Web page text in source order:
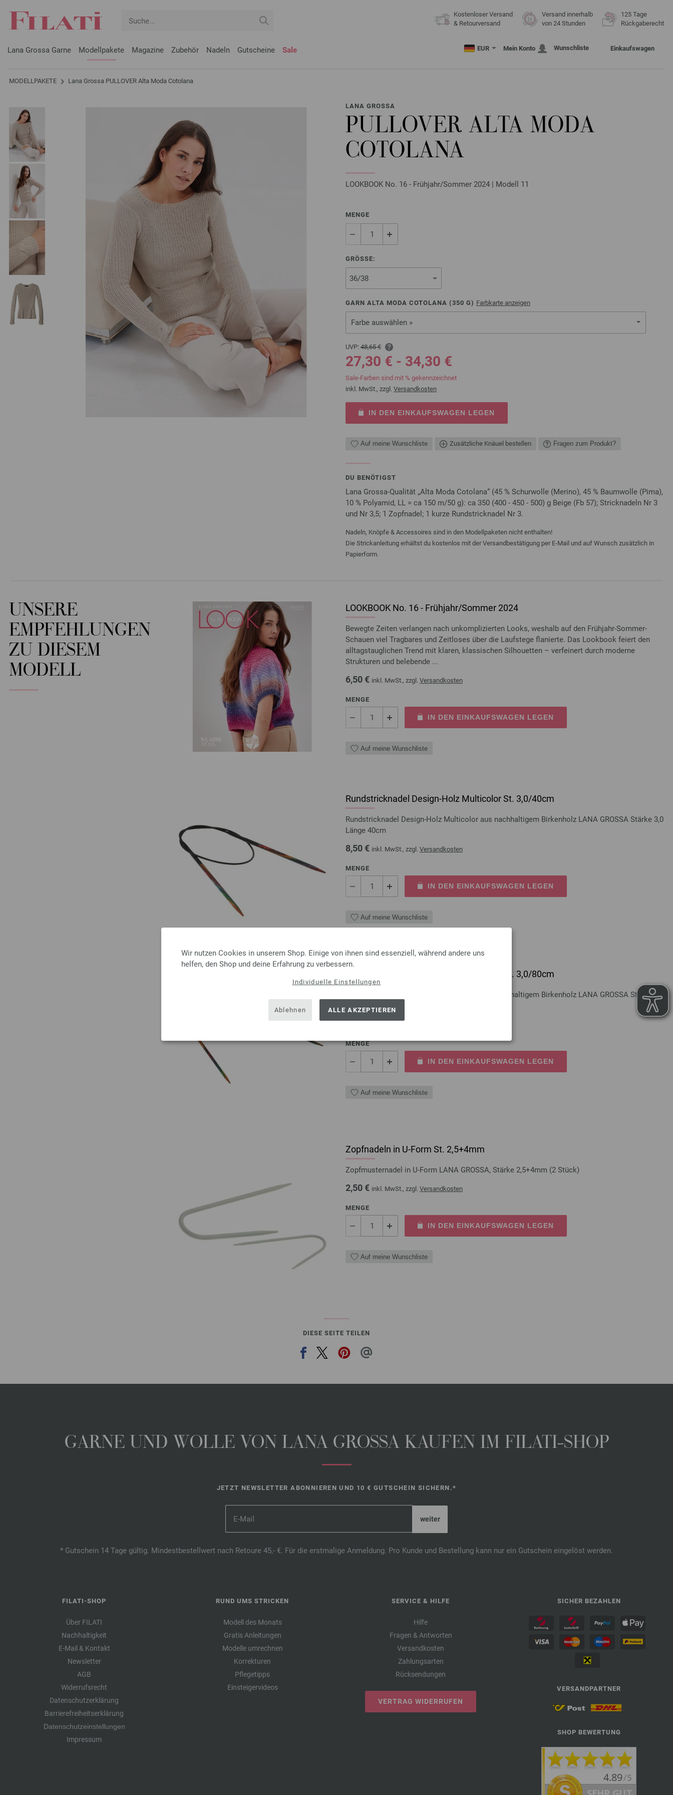
Wir nutzen Cookies in unserem Shop. Einige von ihnen sind essenziell, während andere uns
helfen, den Shop und deine Erfahrung zu verbessern.
Individuelle Einstellungen
Ablehnen ALLE AKZEPTIEREN
Kostenloser Versand
& Retourversand
Versand innerhalb
von 24 Stunden
125 Tage
Rückgaberecht
Lana Grossa Garne Modellpakete Magazine Zubehör Nadeln Gutscheine Sale EUR Mein Konto Wunschliste Einkaufswagen
MODELLPAKETE Lana Grossa PULLOVER Alta Moda Cotolana
LANA GROSSA
PULLOVER ALTA MODA
COTOLANA
LOOKBOOK No. 16 - Frühjahr/Sommer 2024 | Modell 11
MENGE
GRÖSSE:
GARN ALTA MODA COTOLANA (350 G) Farbkarte anzeigen
Farbe auswählen »
UVP: 48,65 €
27,30 € - 34,30 €
Sale-Farben sind mit % gekennzeichnet
inkl. MwSt., zzgl. Versandkosten
IN DEN EINKAUFSWAGEN LEGEN
Auf meine Wunschliste Zusätzliche Knäuel bestellen Fragen zum Produkt?
DU BENÖTIGST
Lana Grossa-Qualität „Alta Moda Cotolana“ (45 % Schurwolle (Merino), 45 % Baumwolle (Pima),
10 % Polyamid, LL = ca 150 m/50 g): ca 350 (400 - 450 - 500) g Beige (Fb 57); Stricknadeln Nr 3
und Nr 3,5; 1 Zopfnadel; 1 kurze Rundstricknadel Nr 3.
Nadeln, Knöpfe & Accessoires sind in den Modellpaketen nicht enthalten!
Die Strickanleitung erhältst du kostenlos mit der Versandbestätigung per E-Mail und auf Wunsch zusätzlich in
Papierform.
UNSERE
EMPFEHLUNGEN
ZU DIESEM
MODELL
LOOKBOOK No. 16 - Frühjahr/Sommer 2024
Bewegte Zeiten verlangen nach unkomplizierten Looks, weshalb auf den Frühjahr-Sommer-
Schauen viel Tragbares und Zeitloses über die Laufstege flanierte. Das Lookbook feiert den
alltagstauglichen Trend mit klaren, klassischen Silhouetten – verfeinert durch moderne
Strukturen und belebende ...
6,50 € inkl. MwSt., zzgl. Versandkosten
MENGE
IN DEN EINKAUFSWAGEN LEGEN
Auf meine Wunschliste
Rundstricknadel Design-Holz Multicolor St. 3,0/40cm
Rundstricknadel Design-Holz Multicolor aus nachhaltigem Birkenholz LANA GROSSA Stärke 3,0
Länge 40cm
8,50 € inkl. MwSt., zzgl. Versandkosten
MENGE
IN DEN EINKAUFSWAGEN LEGEN
Auf meine Wunschliste
Rundstricknadel Design-Holz Multicolor St. 3,0/80cm
Rundstricknadel Design-Holz Multicolor aus nachhaltigem Birkenholz LANA GROSSA Stärke 3,0
Länge 80cm
8,50 €
MENGE
IN DEN EINKAUFSWAGEN LEGEN
Auf meine Wunschliste
Zopfnadeln in U-Form St. 2,5+4mm
Zopfmusternadel in U-Form LANA GROSSA, Stärke 2,5+4mm (2 Stück)
2,50 € inkl. MwSt., zzgl. Versandkosten
MENGE
IN DEN EINKAUFSWAGEN LEGEN
Auf meine Wunschliste
DIESE SEITE TEILEN
GARNE UND WOLLE VON LANA GROSSA KAUFEN IM FILATI-SHOP
JETZT NEWSLETTER ABONNIEREN UND 10 € GUTSCHEIN SICHERN.*
* Gutschein 14 Tage gültig. Mindestbestellwert nach Retoure 45,- €. Für die erstmalige Anmeldung. Pro Kunde und Bestellung kann nur ein Gutschein eingelöst werden.
FILATI-SHOP
Über FILATI
Nachhaltigkeit
E-Mail & Kontakt
Newsletter
AGB
Widerrufsrecht
Datenschutzerklärung
Barrierefreiheitserklärung
Datenschutzeinstellungen
Impressum
RUND UMS STRICKEN
Modell des Monats
Gratis Anleitungen
Modelle umrechnen
Korrekturen
Pflegetipps
Einsteigervideos
SERVICE & HILFE
Hilfe
Fragen & Antworten
Versandkosten
Zahlungsarten
Rücksendungen
VERTRAG WIDERRUFEN
SICHER BEZAHLEN
VERSANDPARTNER
SHOP BEWERTUNG